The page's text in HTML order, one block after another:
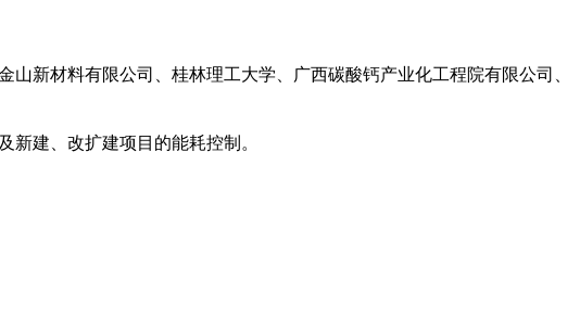
新材料有限公司、桂林理工大学、广西碳酸钙产业化工程院有限公司、
建、改扩建项目的能耗控制。